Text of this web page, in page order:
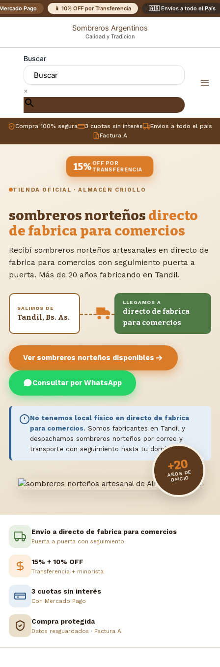
Pago 📱 10% OFF por Transferencia 🇦🇷 Envíos a todo el País
Ir
al
Sombreros Argentinos
Calidad y Tradicion
Buscar
×
Compra 100% segura 3 cuotas sin interés
Envíos a todo el país
Factura A
15%OFF POR
TRANSFERENCIA
TIENDA OFICIAL · ALMACÉN CRIOLLO
sombreros norteños directo
de fabrica para comercios
Recibí sombreros norteños artesanales en directo de
fabrica para comercios con seguimiento puerta a
puerta. Más de 20 años fabricando en Tandil.
SALIMOS DE
Tandil, Bs. As.
LLEGAMOS A
directo de fabrica
para comercios
Ver sombreros norteños disponibles
Consultar por WhatsApp
No tenemos local físico en directo de fabrica
para comercios. Somos fabricantes en Tandil y
despachamos sombreros norteños por correo y
transporte con seguimiento hasta tu domicilio.
+20
AÑOS DE
OFICIO
Envío a directo de fabrica para comercios
Puerta a puerta con seguimiento
15% + 10% OFF
Transferencia + minorista
3 cuotas sin interés
Con Mercado Pago
Compra protegida
Datos resguardados · Factura A